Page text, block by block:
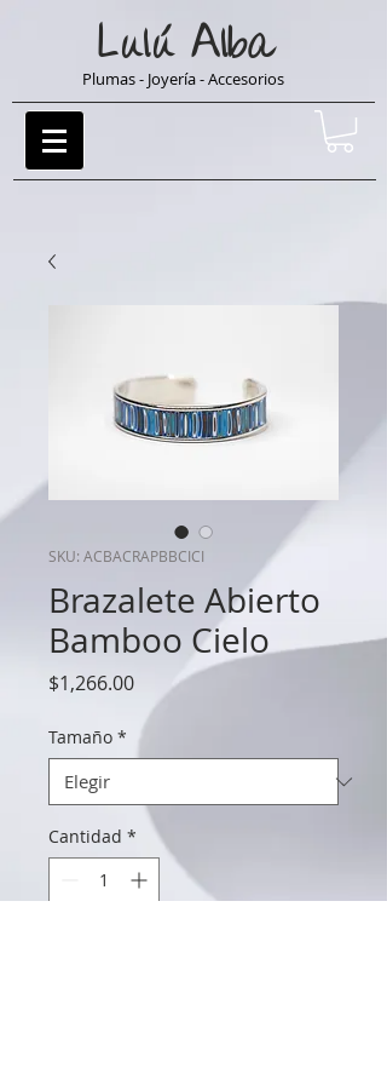
Plumas - Joyería - Accesorios
LulúAlba
SKU: ACBACRAPBBCICI
Brazalete Abierto
Bamboo Cielo
$1,266.00Precio
Tamaño *
Cantidad *